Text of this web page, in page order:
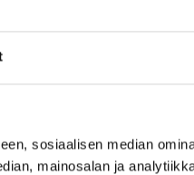
sosiaalisen median
mainosalan ja
också